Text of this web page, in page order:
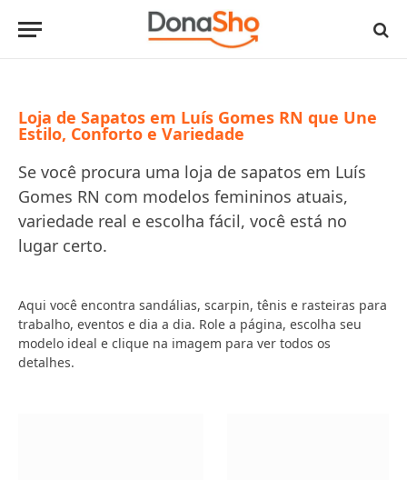
Loja de Sapatos em Luís Gomes RN que Une
Estilo, Conforto e Variedade
Se você procura uma loja de sapatos em Luís
Gomes RN com modelos femininos atuais,
variedade real e escolha fácil, você está no
lugar certo.
Aqui você encontra sandálias, scarpin, tênis e rasteiras para
trabalho, eventos e dia a dia. Role a página, escolha seu
modelo ideal e clique na imagem para ver todos os
detalhes.